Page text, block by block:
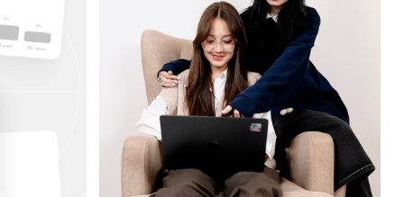
2–3 СЕМЕСТР
УЧИМСЯ РАБОТАТЬ В КОМАНДЕ
Работаешь над задачами вместе с маркетологами,
менеджерами и разработчиками: учишься задавать
правильные вопросы, презентовать выводы
5 ПРОЕКТОВ В ПОРТФОЛИО
КОМАНДНАЯ РАБОТА